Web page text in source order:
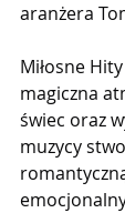
aranżera
Miłosne
magiczna
świec oraz
muzycy